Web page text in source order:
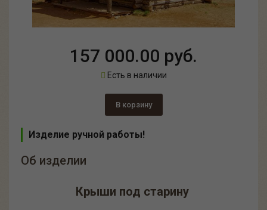
157 000.00 руб.
Есть в наличии
В корзину
Изделие ручной работы!
Об изделии
Крыши под старину